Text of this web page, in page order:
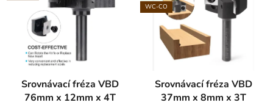
Srovnávací fréza VBD
76mm x 12mm x 4T
WC-CO
Srovnávací fréza VBD
37mm x 8mm x 3T